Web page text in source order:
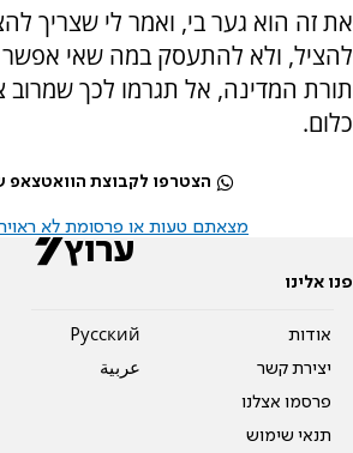
את זה הוא גער בי, ואמר לי שצריך
להציל, ולא להתעסק במה שאי אפשר
תורת המדינה, אל תגרמו לכך שמרוב
כלום.
הצטרפו לקבוצת הוואטצאפ
מצאתם טעות או פרסומת לא
פנו אלינו
אודות
יצירת קשר
פרסמו אצלנו
תנאי שימוש
Pусский
عربية